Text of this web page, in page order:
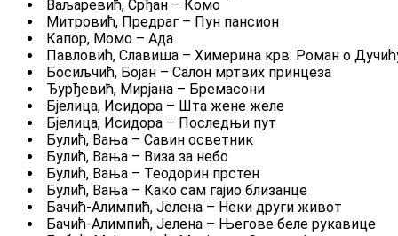
Ваљаревић, Срђан – Комо
Митровић, Предраг – Пун пансион
Капор, Момо – Ада
Павловић, Славиша – Химерина крв: Роман о
Босиљчић, Бојан – Салон мртвих принцеза
Ђурђевић, Мирјана – Бремасони
Бјелица, Исидора – Шта жене желе
Бјелица, Исидора – Последњи пут
Булић, Вања – Савин осветник
Булић, Вања – Виза за небо
Булић, Вања – Теодорин прстен
Булић, Вања – Како сам гајио близанце
Бачић-Алимпић, Јелена – Неки други живот
Бачић-Алимпић, Јелена – Његове беле рукавице